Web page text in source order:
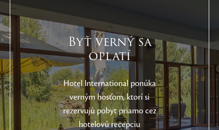
Byť verný sa
oplatí
Hotel International ponúka
verným hosťom, ktorí si
rezervujú pobyt priamo cez
hotelovú recepciu